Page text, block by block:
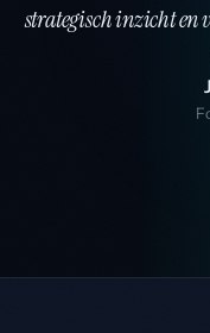
strategisch inzicht en